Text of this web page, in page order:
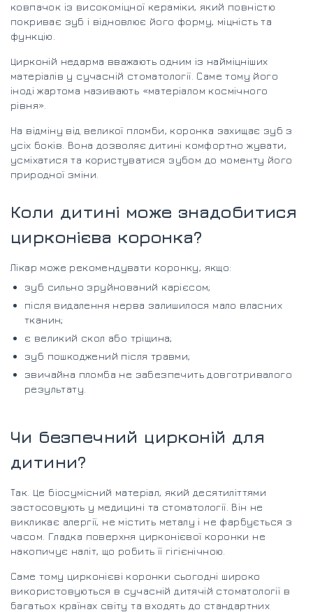
ковпачок із високоміцної кераміки, який повністю
покриває зуб і відновлює його форму, міцність та
функцію.
Цирконій недарма вважають одним із найміцніших
матеріалів у сучасній стоматології. Саме тому його
іноді жартома називають «матеріалом космічного
рівня».
На відміну від великої пломби, коронка захищає зуб з
усіх боків. Вона дозволяє дитині комфортно жувати,
усміхатися та користуватися зубом до моменту його
природної зміни.
Коли дитині може знадобитися
цирконієва коронка?
Лікар може рекомендувати коронку, якщо:
зуб сильно зруйнований карієсом;
після видалення нерва залишилося мало власних
тканин;
є великий скол або тріщина;
зуб пошкоджений після травми;
звичайна пломба не забезпечить довготривалого
результату.
Чи безпечний цирконій для
дитини?
Так. Це біосумісний матеріал, який десятиліттями
застосовують у медицині та стоматології. Він не
викликає алергії, не містить металу і не фарбується з
часом. Гладка поверхня цирконієвої коронки не
накопичує наліт, що робить її гігієнічною.
Саме тому цирконієві коронки сьогодні широко
використовуються в сучасній дитячій стоматології в
багатьох країнах світу та входять до стандартних